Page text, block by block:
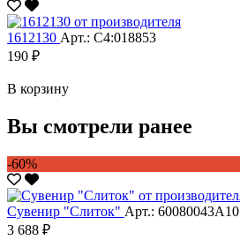
1612130 Арт.: С4:018853
190 ₽
В корзину
Вы смотрели ранее
-60%
Сувенир "Слиток" Арт.: 60080043А10
3 688 ₽